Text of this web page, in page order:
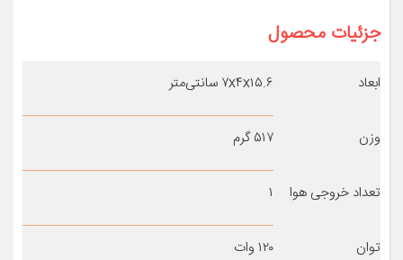
جزئیات محصول
ابعاد ۷x۴x۱۵.۶ سانتی‌متر
وزن ۵۱۷ گرم
تعداد خروجی هوا ۱
توان ۱۲۰ وات